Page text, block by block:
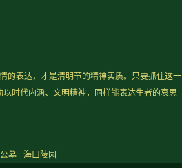
的表达，才是清明节的精神实质。只要抓住这一
时代内涵、文明精神，同样能表达生者的哀思
墓 - 海口陵园